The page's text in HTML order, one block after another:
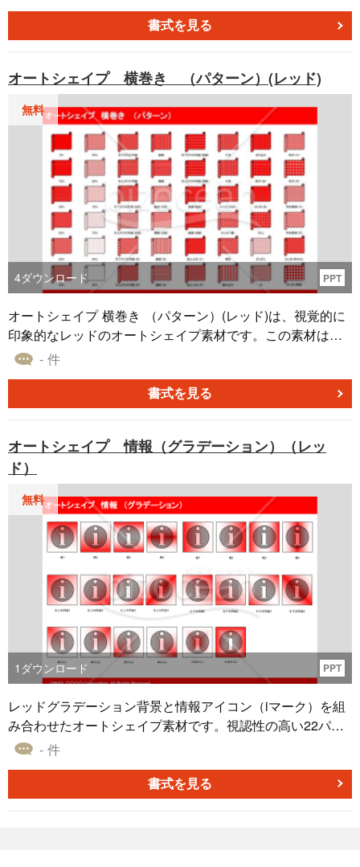
この素材は異なる状況やテーマに対応できる様々なパター
ンを提供し、それが大きな利点です。資料作成時に、同じ
なるデザインにカスタマイズしたりすることができます。
書式を見る
オートシェイプ 横巻き （パターン）(レッド)
無料
4ダウンロード PPT
オートシェイプ 横巻き （パターン）(レッド)は、視覚的に
印象的なレッドのオートシェイプ素材です。この素材は異
なる塗りつぶし効果や様式を取り入れています。各パター
ザーの注意を引きつけるのに役立ちます。資料の見栄えを
良くし、より伝わりやすくするために、この素材を利用し
- 件
書式を見る
オートシェイプ 情報（グラデーション）（レッ
ド）
無料
1 ダウンロード PPT
レッドグラデーション背景と情報アイコン（iマーク）を組
み合わせたオートシェイプ素材です。視認性の高い22パタ
ーンを収録しています。会議資料やプレゼンスライドで
にお勧めです。豊富なパターンから素材を選択すること
で、スライド全体のデザイン統一感が生まれ、資料作成の
- 件
書式を見る